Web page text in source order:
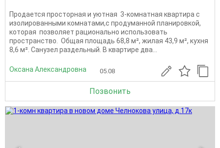
Продается просторная и уютная 3-комнатная квартира с
изолированными комнатами,с продуманной планировкой,
которая позволяет рационально использовать
пространство. Общая площадь 68,8 м², жилая 43,9 м², кухня
8,6 м². Санузел раздельный. В квартире два...
Оксана Александровна 05.08
Позвонить